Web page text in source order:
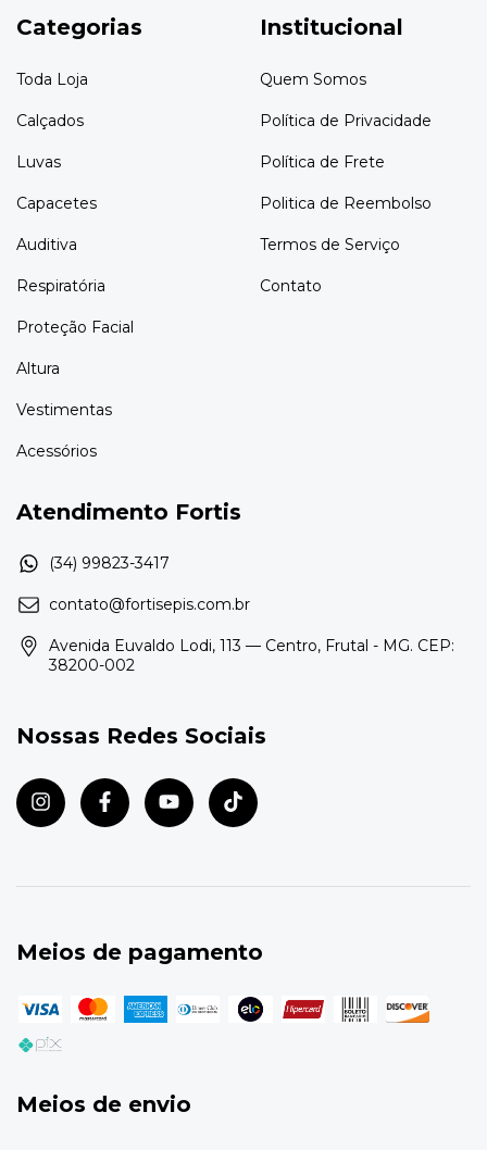
Categorias
Toda Loja
Calçados
Luvas
Capacetes
Auditiva
Respiratória
Proteção Facial
Altura
Vestimentas
Acessórios
Institucional
Quem Somos
Política de Privacidade
Política de Frete
Politica de Reembolso
Termos de Serviço
Contato
Atendimento Fortis
contato@fortisepis.com.br
Avenida Euvaldo Lodi, 113 — Centro, Frutal - MG. CEP:
38200-002
Nossas Redes Sociais
Meios de pagamento
Meios de envio